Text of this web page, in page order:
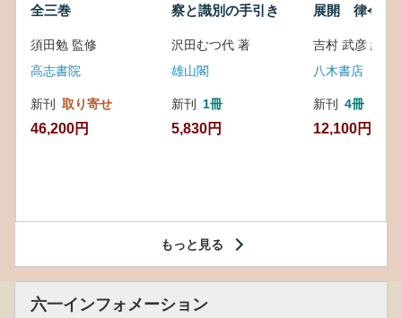
全三巻
須田勉 監修
高志書院
新刊 取り寄せ
46,200円
察と識別の手引き
沢田むつ代 著
雄山閣
新刊 1冊
5,830円
展開 律令・
吉村 武彦 編集
八木書店
新刊 4冊
12,100円
もっと見る
六一インフォメーション